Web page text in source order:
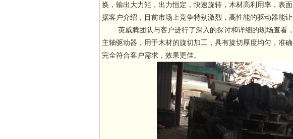
换，输出大力矩，出力恒定，快速旋转，木材高利用率，表
据客户介绍，目前市场上竞争特别激烈，高性能的驱动器能
英威腾团队与客户进行了深入的探讨和详细的现场查看
主轴驱动器，用于木材的旋切加工，具有旋切厚度均匀，准
完全符合客户需求，效果更佳。